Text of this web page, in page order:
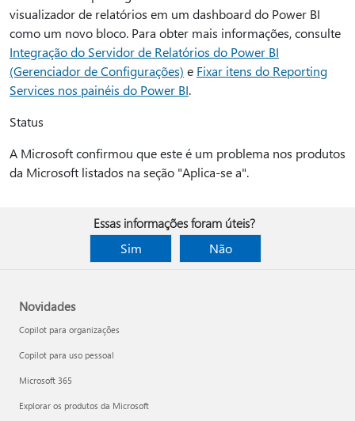
visualizador de relatórios em um dashboard do Power BI
como um novo bloco. Para obter mais informações, consulte
Integração do Servidor de Relatórios do Power BI
(Gerenciador de Configurações) e Fixar itens do Reporting
Services nos painéis do Power BI.
Status
A Microsoft confirmou que este é um problema nos produtos
da Microsoft listados na seção "Aplica-se a".
Essas informações foram úteis?
Sim
Não
Novidades
Copilot para organizações
Copilot para uso pessoal
Microsoft 365
Explorar os produtos da Microsoft